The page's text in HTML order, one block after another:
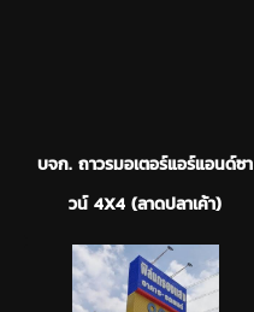
บจก. ถาวรมอเตอร์แอร์แอนด์ซา
วน์ 4X4 (ลาดปลาเค้า)